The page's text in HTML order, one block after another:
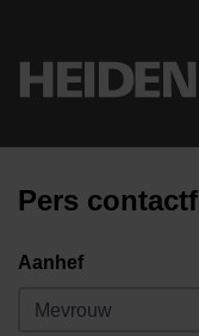
Pers
Aanhef